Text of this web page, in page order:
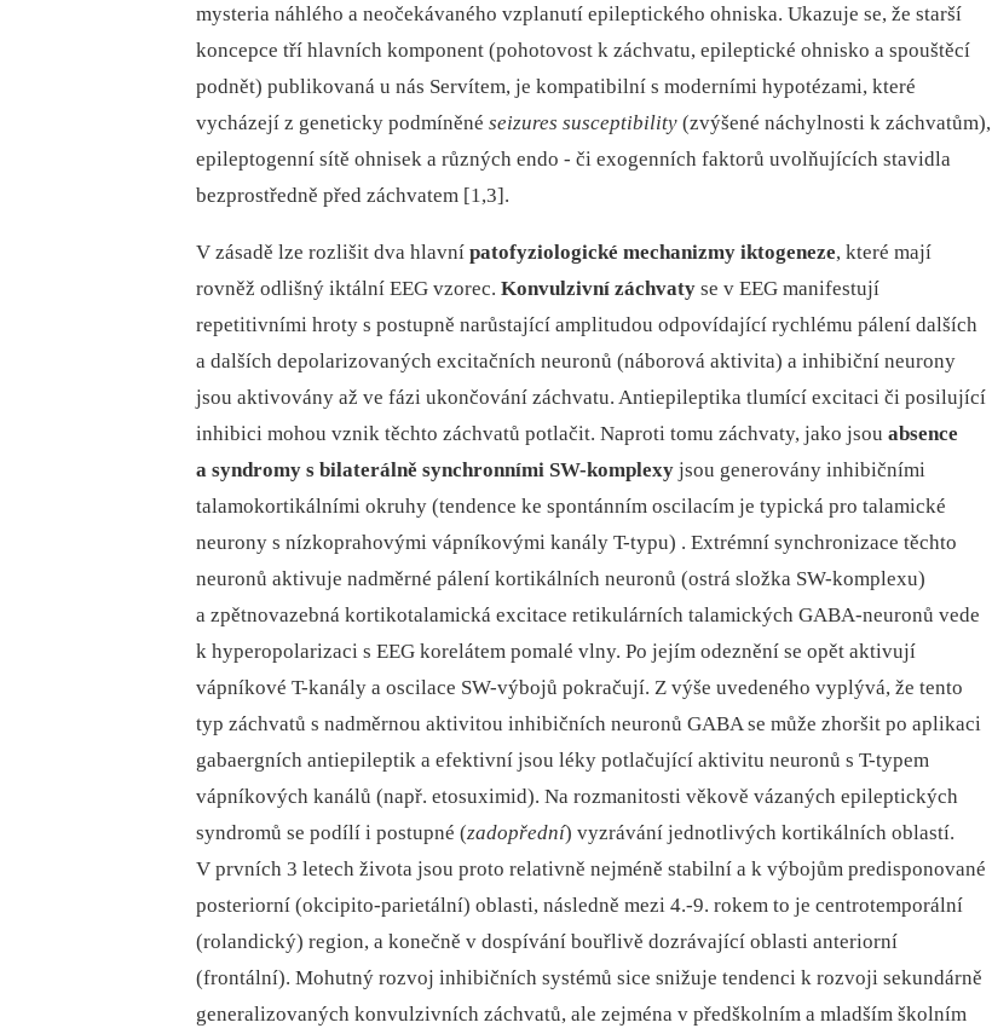
mysteria náhlého a neočekávaného vzplanutí epileptického ohniska. Ukazuje se, že starší
koncepce tří hlavních komponent (pohotovost k záchvatu, epileptické ohnisko a spouštěcí
podnět) publikovaná u nás Servítem, je kompatibilní s moderními hypotézami, které
vycházejí z geneticky podmíněné seizures susceptibility (zvýšené náchylnosti k záchvatům),
epileptogenní sítě ohnisek a různých endo -⁠ či exogenních faktorů uvolňujících stavidla
bezprostředně před záchvatem [1,3].
V zásadě lze rozlišit dva hlavní patofyziologické mechanizmy iktogeneze, které mají
rovněž odlišný iktální EEG vzorec. Konvulzivní záchvaty se v EEG manifestují
repetitivními hroty s postupně narůstající amplitudou odpovídající rychlému pálení dalších
a dalších depolarizovaných excitačních neuronů (náborová aktivita) a inhibiční neurony
jsou aktivovány až ve fázi ukončování záchvatu. Antiepileptika tlumící excitaci či posilující
inhibici mohou vznik těchto záchvatů potlačit. Naproti tomu záchvaty, jako jsou absence
a syndromy s bilaterálně synchronními SW-komplexy jsou generovány inhibičními
talamokortikálními okruhy (tendence ke spontánním oscilacím je typická pro talamické
neurony s nízkoprahovými vápníkovými kanály T-typu) . Extrémní synchronizace těchto
neuronů aktivuje nadměrné pálení kortikálních neuronů (ostrá složka SW-komplexu)
a zpětnovazebná kortikotalamická excitace retikulárních talamických GABA-neuronů vede
k hyperopolarizaci s EEG korelátem pomalé vlny. Po jejím odeznění se opět aktivují
vápníkové T-kanály a oscilace SW-výbojů pokračují. Z výše uvedeného vyplývá, že tento
typ záchvatů s nadměrnou aktivitou inhibičních neuronů GABA se může zhoršit po aplikaci
gabaergních antiepileptik a efektivní jsou léky potlačující aktivitu neuronů s T-typem
vápníkových kanálů (např. etosuximid). Na rozmanitosti věkově vázaných epileptických
syndromů se podílí i postupné (zadopřední) vyzrávání jednotlivých kortikálních oblastí.
V prvních 3 letech života jsou proto relativně nejméně stabilní a k výbojům predisponované
posteriorní (okcipito-parietální) oblasti, následně mezi 4.-9. rokem to je centrotemporální
(rolandický) region, a konečně v dospívání bouřlivě dozrávající oblasti anteriorní
(frontální). Mohutný rozvoj inhibičních systémů sice snižuje tendenci k rozvoji sekundárně
generalizovaných konvulzivních záchvatů, ale zejména v předškolním a mladším školním